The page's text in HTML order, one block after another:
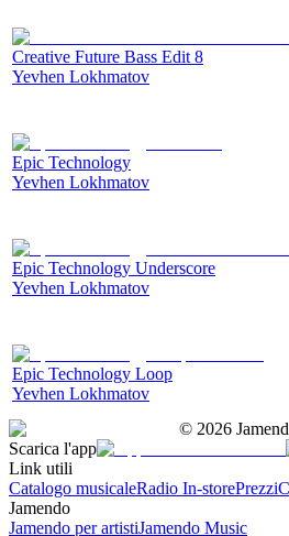
Creative Future Bass Edit 8
Yevhen Lokhmatov
Epic Technology
Yevhen Lokhmatov
Epic Technology Underscore
Yevhen Lokhmatov
Epic Technology Loop
Yevhen Lokhmatov
© 2026
Scarica l'app
Link utili
Catalogo musicaleRadio In-storePrezzi
Jamendo
Jamendo per artistiJamendo Music